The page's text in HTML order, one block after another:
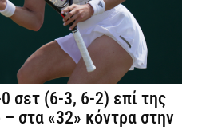
σετ (6-3, 6-2) επί της
στα «32» κόντρα στην